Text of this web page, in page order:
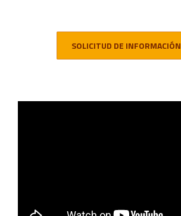
SOLICITUD DE INFORMACIÓN